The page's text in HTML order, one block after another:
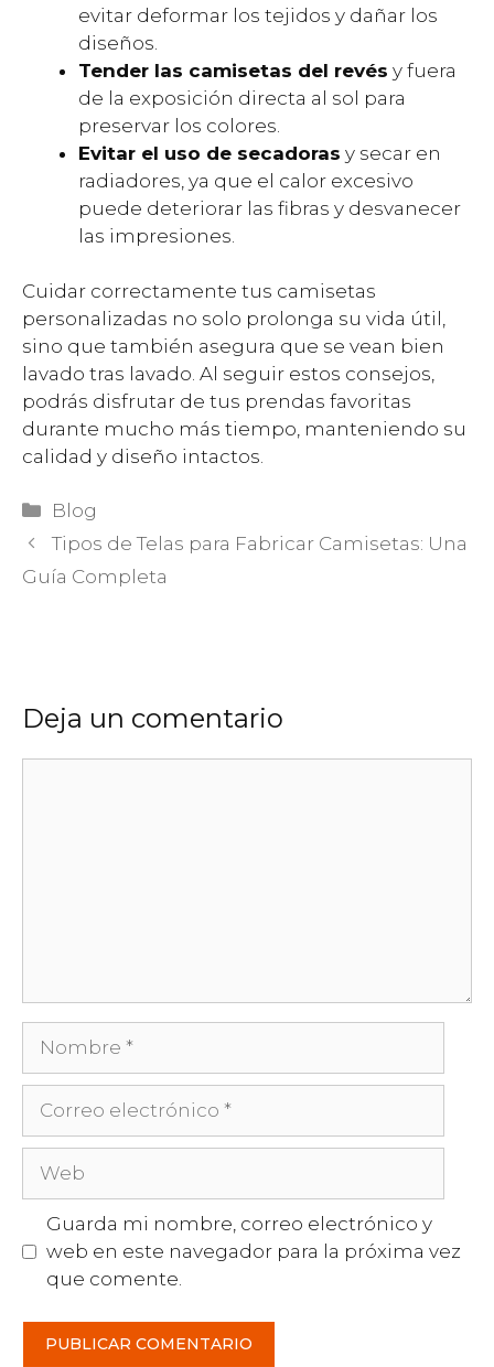
evitar deformar los tejidos y dañar los
diseños.
Tender las camisetas del revés y fuera
de la exposición directa al sol para
preservar los colores.
Evitar el uso de secadoras y secar en
radiadores, ya que el calor excesivo
puede deteriorar las fibras y desvanecer
las impresiones.
Cuidar correctamente tus camisetas
personalizadas no solo prolonga su vida útil,
sino que también asegura que se vean bien
lavado tras lavado. Al seguir estos consejos,
podrás disfrutar de tus prendas favoritas
durante mucho más tiempo, manteniendo su
calidad y diseño intactos.
Categorías
Blog
Tipos de Telas para Fabricar Camisetas: Una
Guía Completa
Deja un comentario
electrónico
Guarda mi nombre, correo electrónico y
web en este navegador para la próxima vez
que comente.